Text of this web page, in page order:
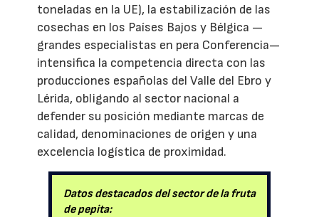
toneladas en la UE), la estabilización de las
cosechas en los Países Bajos y Bélgica —
grandes especialistas en pera Conferencia—
intensifica la competencia directa con las
producciones españolas del Valle del Ebro y
Lérida, obligando al sector nacional a
defender su posición mediante marcas de
calidad, denominaciones de origen y una
excelencia logística de proximidad.
Datos destacados del sector de la fruta
de pepita: